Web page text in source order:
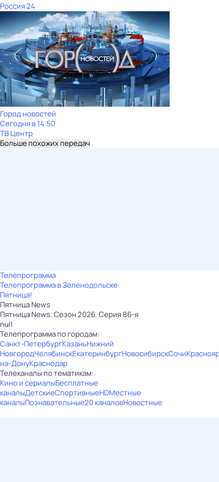
Россия 24
Город новостей
Сегодня в 14:50
ТВ Центр
Больше похожих передач
Телепрограмма
Телепрограмма в Зеленодольске
Пятница!
Пятница News
Пятница News. Сезон 2026. Серия 86-я
null
Телепрограмма по городам:
Санкт-ПетербургКазаньНижний
НовгородЧелябинскЕкатеринбургНовосибирскСочи
на-ДонуКраснодар
Телеканалы по тематикам:
Кино и сериалыБесплатные
каналыДетскиеСпортивныеHDМестные
каналыПознавательные20 каналовНовостные